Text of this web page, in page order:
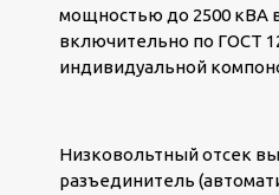
мощностью до 2500 кВА
включительно по ГОСТ
индивидуальной
Низковольтный отсек
разъединитель